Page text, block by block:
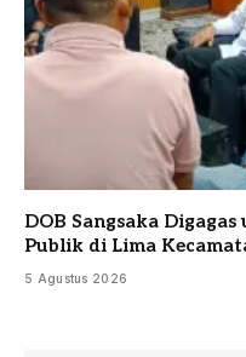
DOB Sangsaka
Publik di Lima
5 Agustus 2026